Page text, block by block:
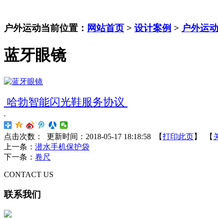
户外运动当前位置： 网站首页 > 设计案例 > 户外运动
蓝牙眼镜
哈勃智能闪光鞋服务协议
.
点击次数： 更新时间：2018-05-17 18:18:58 【打印此页】 【
上一条： 潜水手机保护袋
下一条： 卷尺
CONTACT US
联系我们